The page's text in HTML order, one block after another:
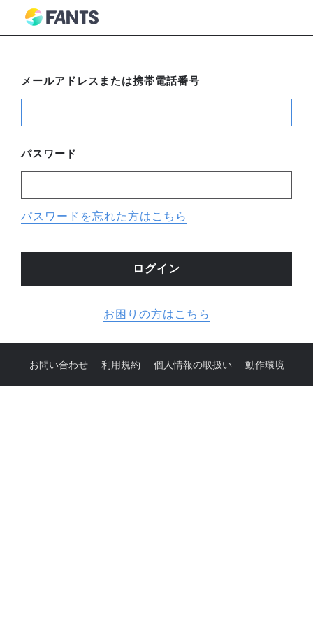
メールアドレスまたは携帯電話番号
パスワード
パスワードを忘れた方はこちら
お困りの方はこちら
お問い合わせ 利用規約 個人情報の取扱い 動作環境